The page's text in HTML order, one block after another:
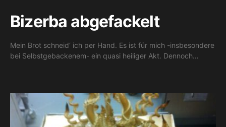
Bizerba abgefackelt
Mein Brot schneid‘ ich per Hand. Es ist für mich -insbesondere
bei Selbstgebackenem- ein quasi heiliger Akt. Dennoch…